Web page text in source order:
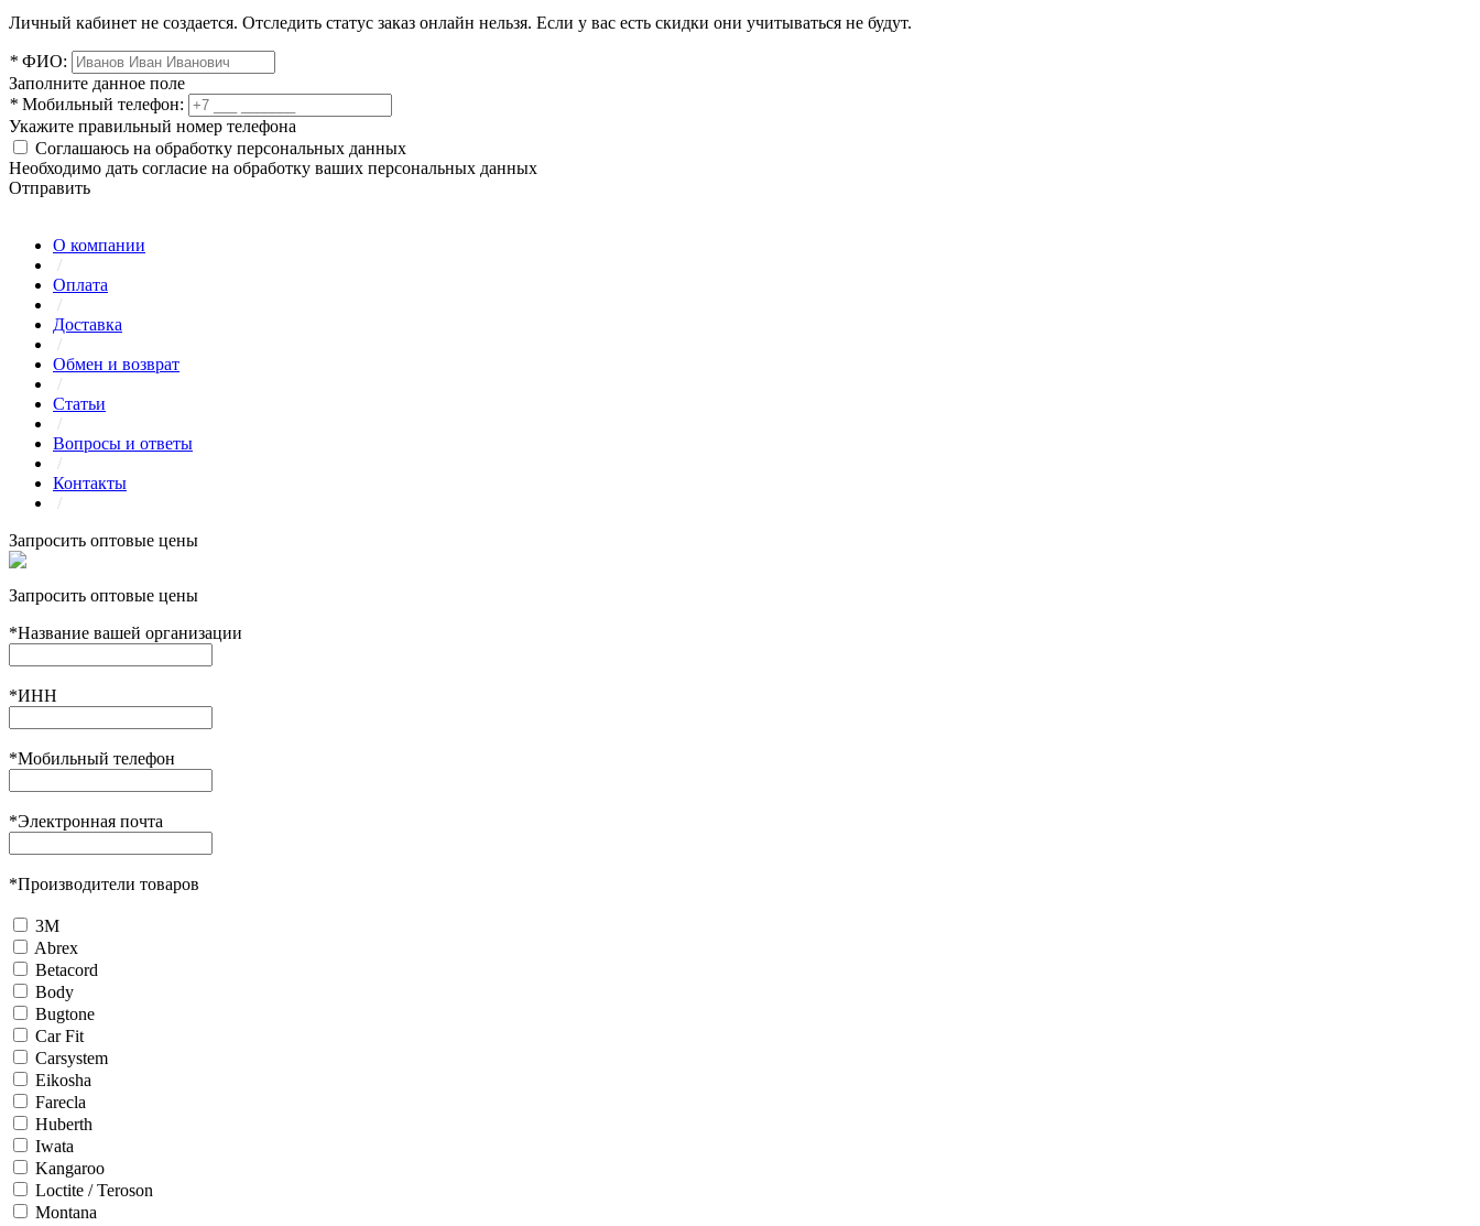
Личный кабинет не создается. Отследить статус заказ онлайн нельзя. Если у вас есть скидки они учитываться не будут.
* ФИО:
Заполните данное поле
* Мобильный телефон:
Укажите правильный номер телефона
Соглашаюсь на обработку персональных данных
Необходимо дать согласие на обработку ваших персональных данных
Отправить
О компании
/
Оплата
/
Доставка
/
Обмен и возврат
/
Статьи
/
Вопросы и ответы
/
Контакты
/
Запросить оптовые цены
Запросить оптовые цены
*Название вашей организации
*ИНН
*Мобильный телефон
*Электронная почта
*Производители товаров
3М
Abrex
Betacord
Body
Bugtone
Car Fit
Carsystem
Eikosha
Farecla
Huberth
Iwata
Kangaroo
Loctite / Teroson
Montana